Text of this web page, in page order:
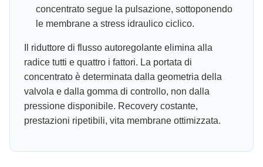
concentrato segue la pulsazione, sottoponendo
le membrane a stress idraulico ciclico.
Il riduttore di flusso autoregolante elimina alla
radice tutti e quattro i fattori. La portata di
concentrato è determinata dalla geometria della
valvola e dalla gomma di controllo, non dalla
pressione disponibile. Recovery costante,
prestazioni ripetibili, vita membrane ottimizzata.